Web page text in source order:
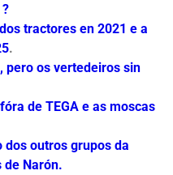
tractores en 2021 e a
.
pero os vertedeiros sin
de TEGA e as moscas
dos outros grupos da
de Narón.